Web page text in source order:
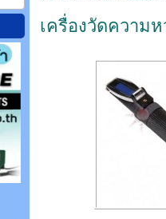
เครื่องวัดความห